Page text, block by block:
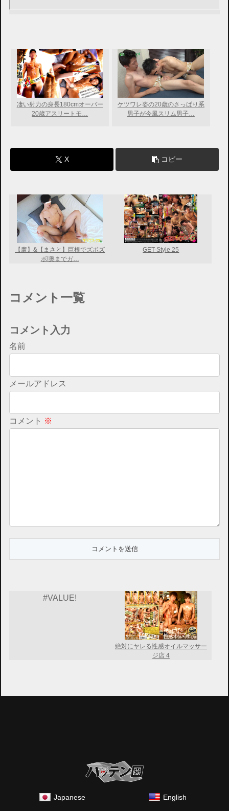
凄い射力の身長180cmオーバー
20歳アスリートモ…
ケツワレ姿の20歳のさっぱり系
男子が今風スリム男子…
X コピー
【廉】&【まさと】巨根でズボズ
ボ!奥までガ…
GET-Style 25
コメント一覧
コメント入力
名前
メールアドレス
コメント ※
#VALUE!
絶対にヤレる性感オイルマッサー
ジ店 4
Japanese English